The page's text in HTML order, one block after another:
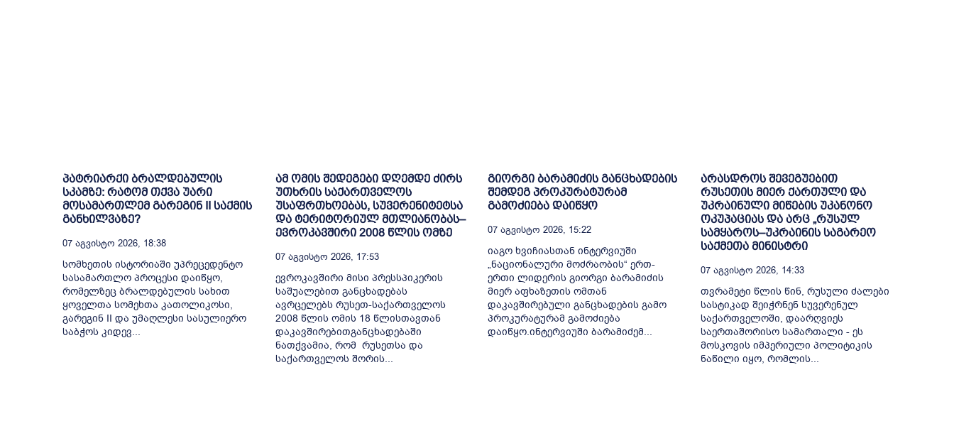
პატრიარქი ბრალდებულის
სკამზე: რატომ თქვა უარი
მოსამართლემ გარეგინ II საქმის
განხილვაზე?
07 Აგვისტო 2026, 18:38
სომხეთის ისტორიაში უპრეცედენტო
სასამართლო პროცესი დაიწყო,
რომელზეც ბრალდებულის სახით
ყოველთა სომეხთა კათოლიკოსი,
გარეგინ II და უმაღლესი სასულიერო
საბჭოს კიდევ...
ამ ომის შედეგები დღემდე ძირს
უთხრის საქართველოს
უსაფრთხოებას, სუვერენიტეტსა
და ტერიტორიულ მთლიანობას–
ევროკავშირი 2008 წლის ომზე
07 Აგვისტო 2026, 17:53
ევროკავშირი მისი პრესსპიკერის
საშუალებით განცხადებას
ავრცელებს რუსეთ-საქართველოს
2008 წლის ომის 18 წლისთავთან
დაკავშირებითგანცხადებაში
ნათქვამია, რომ რუსეთსა და
საქართველოს შორის...
გიორგი ბარამიძის განცხადების
შემდეგ პროკურატურამ
გამოძიება დაიწყო
07 Აგვისტო 2026, 15:22
იაგო ხვიჩიასთან ინტერვიუში
„ნაციონალური მოძრაობის“ ერთ-
ერთი ლიდერის გიორგი ბარამიძის
მიერ აფხაზეთის ომთან
დაკავშირებული განცხადების გამო
პროკურატურამ გამოძიება
დაიწყო.ინტერვიუში ბარამიძემ...
არასდროს შევეგუებით
რუსეთის მიერ ქართული და
უკრაინული მიწების უკანონო
ოკუპაციას და არც „რუსულ
სამყაროს–უკრაინის საგარეო
საქმეთა მინისტრი
07 Აგვისტო 2026, 14:33
თვრამეტი წლის წინ, რუსული ძალები
სასტიკად შეიჭრნენ სუვერენულ
საქართველოში, დაარღვიეს
საერთაშორისო სამართალი - ეს
მოსკოვის იმპერიული პოლიტიკის
ნაწილი იყო, რომლის...